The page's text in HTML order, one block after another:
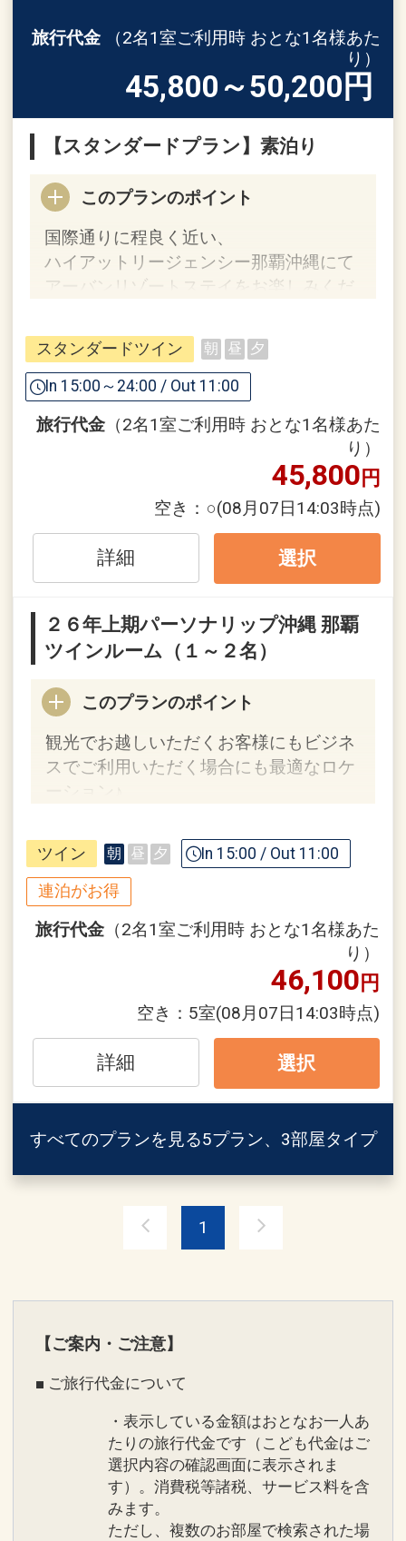
旅行代金
（2名1室ご利用時 おとな1名様あた
り）
45,800～50,200 円
【スタンダードプラン】素泊り
このプランのポイント
国際通りに程良く近い、
ハイアットリージェンシー那覇沖縄にて
アーバンリゾートステイをお楽しみくだ
■当ホテルのおすすめ
・主要の観光地が徒歩圏内 （国際通り、
・那覇空港から車で約20分、ゆいレール
レジャー、ビジネスあらゆる場面で便利
・厳選した旬の食材を使用した、地元の
お客様にも愛される各レストラン
・贅沢なご滞在をかなえる、最上階のク
■最上階リージェンシークラブラウンジ
・対象部屋 「クラブツイン」「クラブデ
・ラウンジでのチェックイン/アウト、
コンシェルジュサービス
・オリオンビール飲み放題サービス 7:00
・朝食タイム 07:00～10:00
（クラブフロアでご予約いただいた場合
は、全て朝食込みとなります。）
・カクテルタイム 17:00～19:00
・ジェットバス （通年）
・フィットネスセンター （通年）
・ホテルショップ （通年）
詳しい情報は施設の紹介ページをご覧く
・コーヒーメーカー
31日
200000015009
スタンダードツイン 朝 昼 夕
In 15:00～24:00 / Out 11:00
旅行代金 （2名1室ご利用時 おとな1名様あた
り）
45,800円
空き： ○(08月07日14:03時点)
詳細 選択
２６年上期パーソナリップ沖縄 那覇
ツインルーム（１～２名）
このプランのポイント
観光でお越しいただくお客様にもビジネ
スでご利用いただく場合にも最適なロケ
ーション♪
イをお楽しみくださいませ。
【連泊するとお得】連泊割引がございま
連泊の場合、
５００
※割引適用後のご旅行代金は、カレンダ
ーからお進みいただいた後表示される
「空室照会結果確認画面」でご確認くだ
さい
※宿泊期間中すべての日において人数・
一であることが割引適用の条件となりま
分
●駐車場料金【１，５００】円（税込）
●禁煙【全室禁煙】
●Wi-Fi【全館】
設定期間：2026年4月1日～2026年11月
インターネットコース番号：DP-1-
17148971
ツイン 朝 昼 夕 In 15:00 / Out 11:00
連泊がお得
旅行代金 （2名1室ご利用時 おとな1名様あた
り）
46,100円
空き： 5室(08月07日14:03時点)
詳細 選択
すべてのプランを見る5プラン、3部屋タイプ
1
【ご案内・ご注意】
■ ご旅行代金について
・表示している金額はおとなお一人あ
たりの旅行代金です（こども代金はご
選択内容の確認画面に表示されま
す）。消費税等諸税、サービス料を含
みます。
ただし、複数のお部屋で検索された場